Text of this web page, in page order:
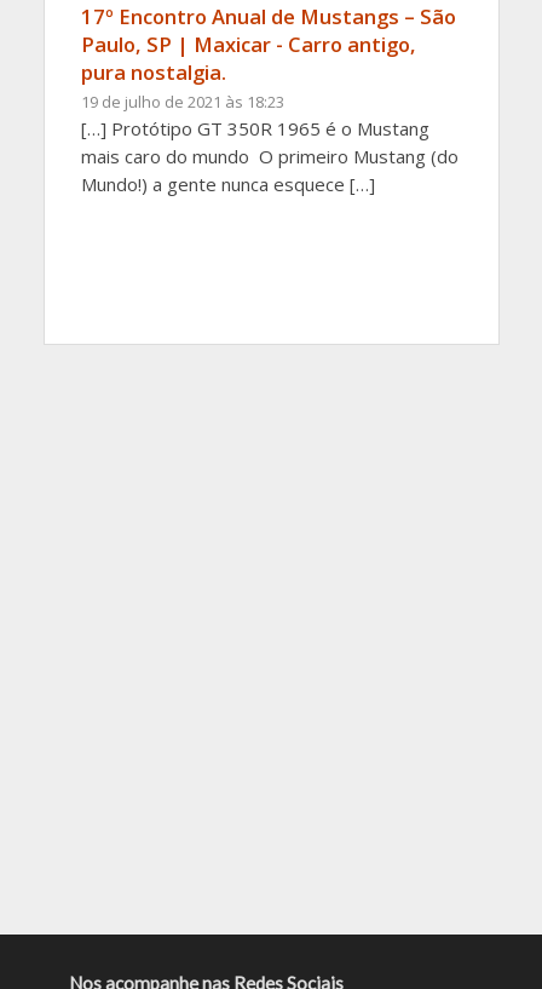
17º Encontro Anual de Mustangs – São
Paulo, SP | Maxicar - Carro antigo,
pura nostalgia.
19 de julho de 2021 às 18:23
[…] Protótipo GT 350R 1965 é o Mustang
mais caro do mundo O primeiro Mustang (do
Mundo!) a gente nunca esquece […]
Nos acompanhe nas Redes Sociais